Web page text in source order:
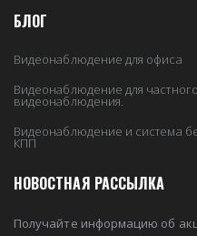
БЛОГ
Видеонаблюдение для офиса
Видеонаблюдение для
видеонаблюдения.
Видеонаблюдение и система
КПП
НОВОСТНАЯ РАССЫЛКА
Получайте информацию об